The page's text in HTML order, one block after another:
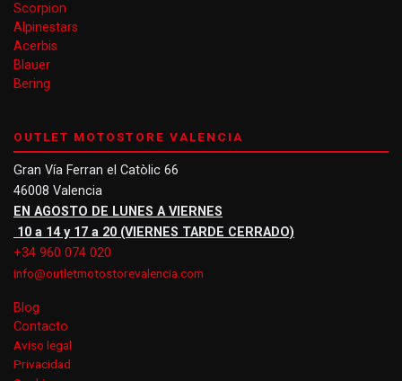
Scorpion
Alpinestars
Acerbis
Blauer
Bering
OUTLET MOTOSTORE VALENCIA
Gran Vía Ferran el Catòlic 66
46008 Valencia
EN AGOSTO DE LUNES A VIERNES
10 a 14 y 17 a 20 (VIERNES TARDE CERRADO)
+34 960 074 020
info@outletmotostorevalencia.com
Blog
Contacto
Aviso legal
Privacidad